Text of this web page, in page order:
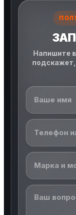
Напишите